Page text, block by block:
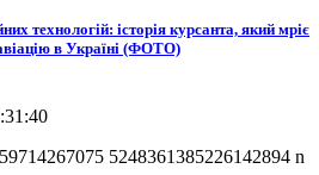
технологій: історія курсанта, який мріє
в Україні (ФОТО)